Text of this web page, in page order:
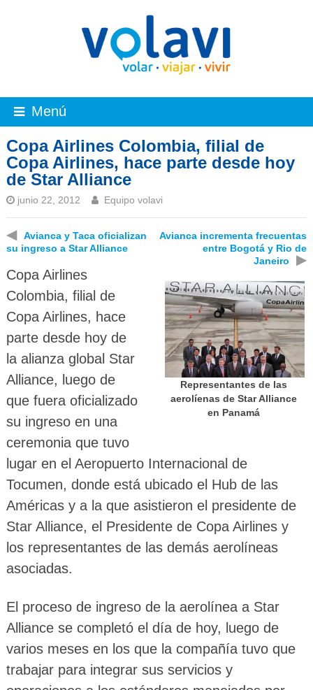
Menú
Copa Airlines Colombia, filial de
Copa Airlines, hace parte desde hoy
de Star Alliance
junio 22, 2012 Equipo volavi
◀
Avianca y Taca oficializan
su ingreso a Star Alliance
Avianca incrementa frecuentas
entre Bogotá y Rio de
Janeiro
▶
Representantes de las
aerolíenas de Star Alliance
en Panamá
Copa Airlines
Colombia, filial de
Copa Airlines, hace
parte desde hoy de
la alianza global Star
Alliance, luego de
que fuera oficializado
su ingreso en una
ceremonia que tuvo
lugar en el Aeropuerto Internacional de
Tocumen, donde está ubicado el Hub de las
Américas y a la que asistieron el presidente de
Star Alliance, el Presidente de Copa Airlines y
los representantes de las demás aerolíneas
asociadas.
El proceso de ingreso de la aerolínea a Star
Alliance se completó el día de hoy, luego de
varios meses en los que la compañía tuvo que
trabajar para integrar sus servicios y